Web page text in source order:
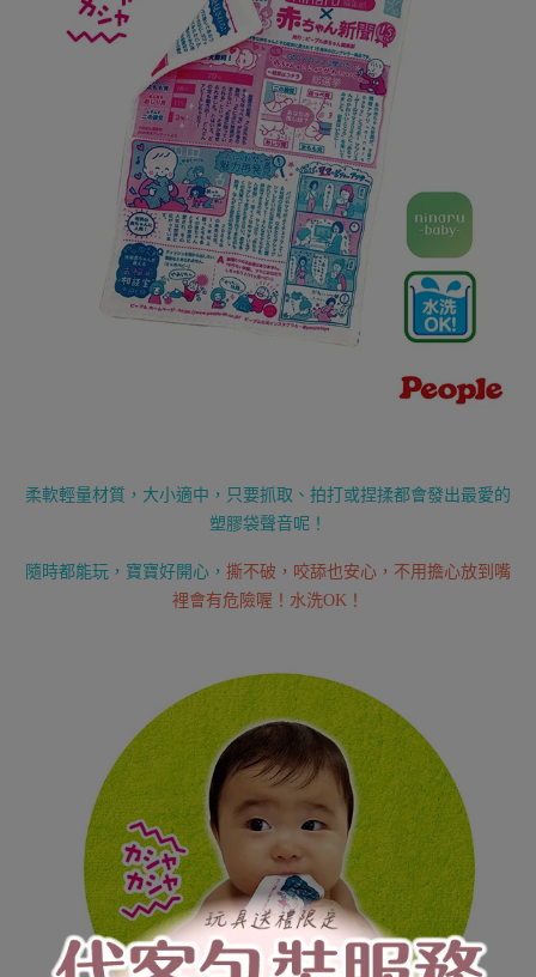
柔軟輕量材質，大小適中，只要抓取、拍打或捏揉都會發出最愛的
塑膠袋聲音呢！
隨時都能玩，寶寶好開心， 撕不破，咬舔也安心，不用擔心放到嘴
裡會有危險喔！水洗OK！